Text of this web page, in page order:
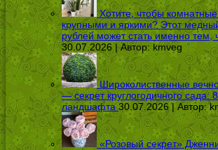
Хотите, чтобы
крупными и яркими? Этот
рублей может стать именно тем,
30.07.2026 | Автор: kmveg
Широколиственные
— секрет круглогодичного сада:
ландшафта 30.07.2026 | Автор:
«Розовый секрет»